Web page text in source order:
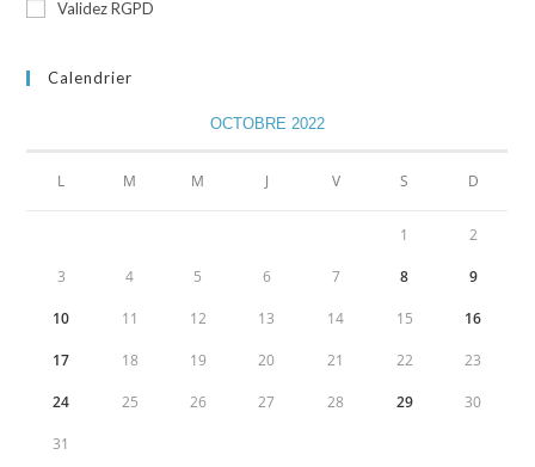
Validez RGPD
Calendrier
OCTOBRE 2022
L M M J V S D
1 2
3 4 5 6 7 8 9
10 11 12 13 14 15 16
17 18 19 20 21 22 23
24 25 26 27 28 29 30
31